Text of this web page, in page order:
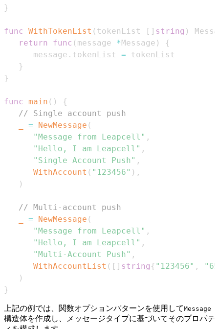
}
func WithTokenList ( tokenList [ ] string )
return
func ( message * Message )
{
      message
. tokenList =
}
}
func main ( )
{
// Single account push
= NewMessage (
"Message from Leapcell" ,
"Hello, I am Leapcell" ,
"Single Account Push" ,
WithAccount ( "123456" ) ,
)
// Multi-account push
= NewMessage (
"Message from Leapcell" ,
"Hello, I am Leapcell" ,
"Multi-Account Push" ,
WithAccountList ( [ ] string { "123456" ,
)
}
上記の例では、関数オプションパターンを使用してMessage
構造体を作成し、メッセージタイプに基づいてそのプロパテ